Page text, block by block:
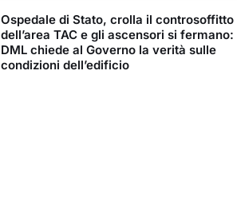
Ospedale di Stato, crolla il controsoffitto
dell’area TAC e gli ascensori si fermano:
DML chiede al Governo la verità sulle
condizioni dell’edificio